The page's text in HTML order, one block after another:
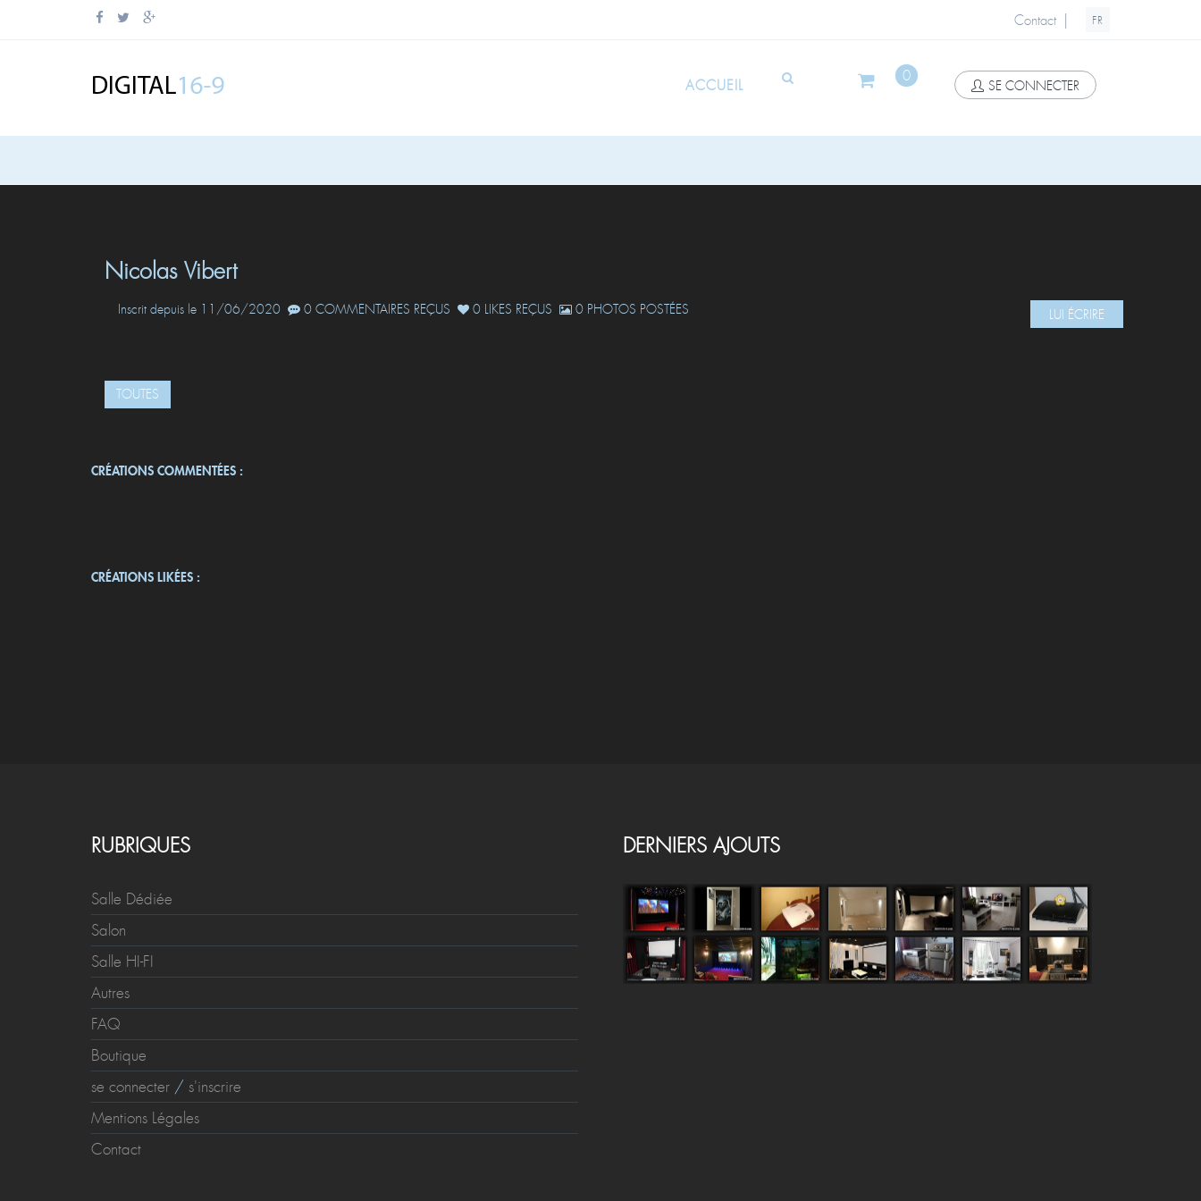
Contact | FR
ACCUEIL
0
SE CONNECTER
Nicolas Vibert
Inscrit depuis le 11/06/2020 0 COMMENTAIRES REÇUS 0 LIKES REÇUS 0 PHOTOS POSTÉES LUI ÉCRIRE
TOUTES
CRÉATIONS COMMENTÉES :
CRÉATIONS LIKÉES :
RUBRIQUES
Salle Dédiée
Salon
Salle HI-FI
Autres
FAQ
Boutique
se connecter / s'inscrire
Mentions Légales
Contact
DERNIERS AJOUTS